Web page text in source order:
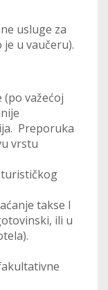
usluge za
u vaučeru).
važećoj
Preporuka
vrstu
takse I
ili u